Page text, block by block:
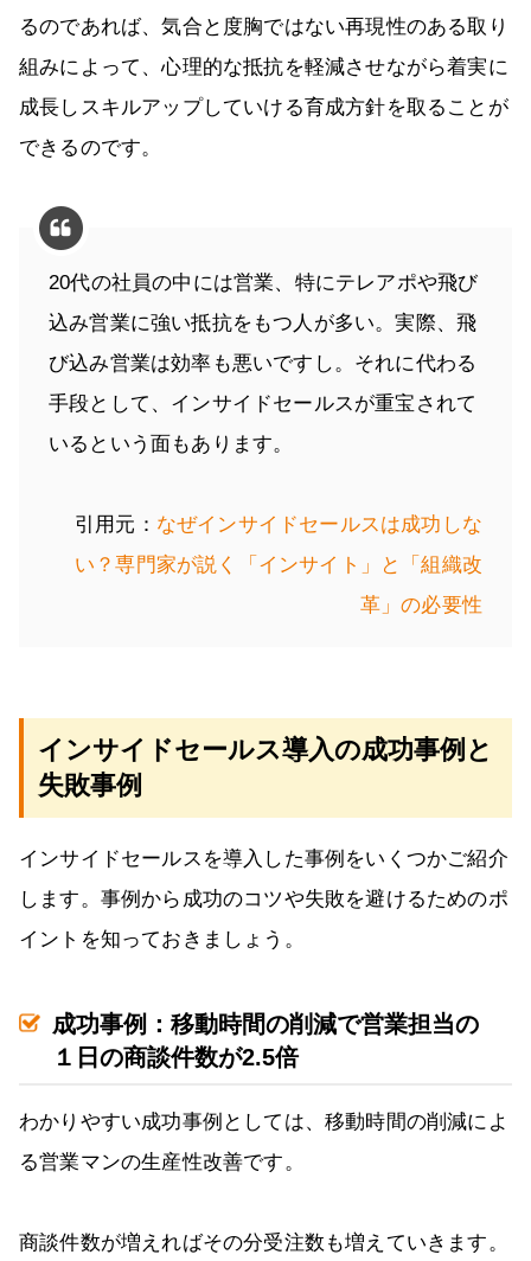
るのであれば、気合と度胸ではない再現性のある取り
組みによって、心理的な抵抗を軽減させながら着実に
成長しスキルアップしていける育成方針を取ることが
できるのです。
20代の社員の中には営業、特にテレアポや飛び
込み営業に強い抵抗をもつ人が多い。実際、飛
び込み営業は効率も悪いですし。それに代わる
手段として、インサイドセールスが重宝されて
いるという面もあります。
引用元： なぜインサイドセールスは成功しな
い？専門家が説く「インサイト」と「組織改
革」の必要性
インサイドセールス導入の成功事例と
失敗事例
インサイドセールスを導入した事例をいくつかご紹介
します。事例から成功のコツや失敗を避けるためのポ
イントを知っておきましょう。
成功事例：移動時間の削減で営業担当の
１日の商談件数が2.5倍
わかりやすい成功事例としては、移動時間の削減によ
る営業マンの生産性改善です。
商談件数が増えればその分受注数も増えていきます。